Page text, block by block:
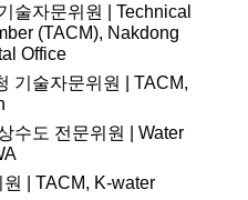
술자문위원 | Technical
(TACM), Nakdong
Office
기술자문위원 | TACM,
수도 전문위원 | Water
| TACM, K-water